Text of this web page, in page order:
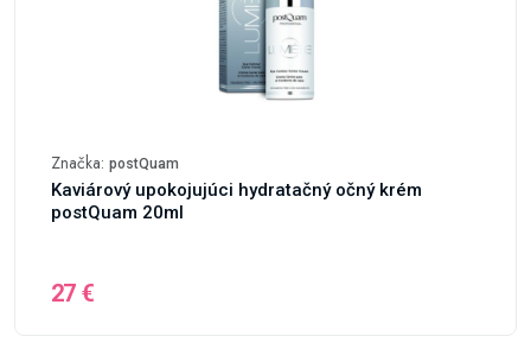
Značka: postQuam
Kaviárový upokojujúci hydratačný očný krém
postQuam 20ml
27 €